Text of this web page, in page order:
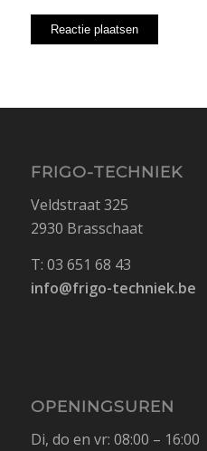
FRIGO-TECHNIEK
Veldstraat 325
2930 Brasschaat
T: 03 651 68 43
info@frigo-techniek.be
OPENINGSUREN
Di, do en vr: 08:00 – 16:00